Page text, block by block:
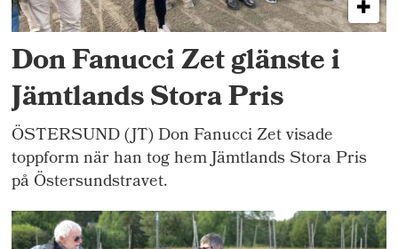
Don Fanucci Zet glänste i
Jämtlands Stora Pris
ÖSTERSUND (JT) Don Fanucci Zet visade
toppform när han tog hem Jämtlands Stora Pris
på Östersundstravet.